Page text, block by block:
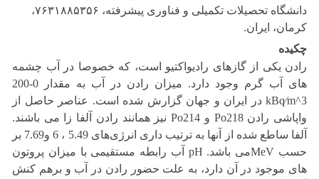
دانشگاه تحصیلات تکمیلی و فناوری پیشرفته، ۷۶۳۱۸۸۵۳۵۶،
کرمان، ایران.
چکیده
رادن یکی از گازهای رادیواکتیو است، که خصوصا در آب چشمه
های آب گرم وجود دارد. میزان رادن در آب به مقدار 0-200
kBq⁄m^3 در ایران و جهان گزارش شده است. عناصر حاصل از
واپاشی رادن Po218 و Po214 نیز همانند رادن آلفا زا می باشند.
آلفا ساطع شده از آنها به ترتیب داری انرژی‌های 5.49 ، 6 و7.69 بر
حسب MeVمی باشد. pH آب رابطه مستقیمی با میزان پروتون
های موجود در آن دارد، به علت حضور رادن در آب و برهم کنش